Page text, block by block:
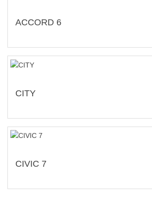
ACCORD 6
CITY
CIVIC 7